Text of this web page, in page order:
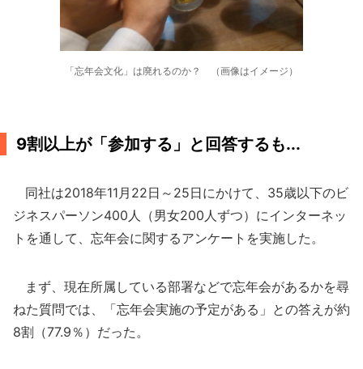
「忘年会文化」は廃れるのか？ （画像はイメージ）
9割以上が「参加する」と回答するも...
同社は2018年11月22日～25日にかけて、35歳以下のビ
ジネスパーソン400人（男女200人ずつ）にインターネッ
トを通して、忘年会に関するアンケートを実施した。
まず、現在所属している部署などで忘年会があるかを尋
ねた質問では、「忘年会実施の予定がある」との答えが約
8割（77.9％）だった。